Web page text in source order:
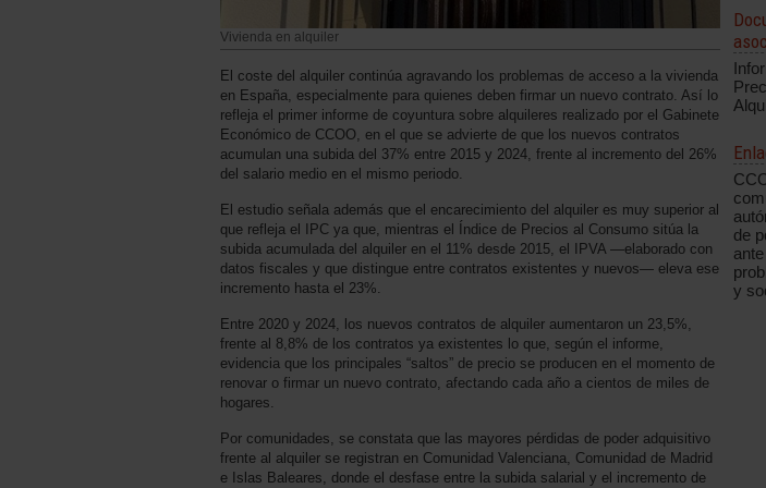
Vivienda en alquiler
El coste del alquiler continúa agravando los problemas de acceso a la vivienda
en España, especialmente para quienes deben firmar un nuevo contrato. Así lo
refleja el primer informe de coyuntura sobre alquileres realizado por el Gabinete
Económico de CCOO, en el que se advierte de que los nuevos contratos
acumulan una subida del 37% entre 2015 y 2024, frente al incremento del 26%
del salario medio en el mismo periodo.
El estudio señala además que el encarecimiento del alquiler es muy superior al
que refleja el IPC ya que, mientras el Índice de Precios al Consumo sitúa la
subida acumulada del alquiler en el 11% desde 2015, el IPVA —elaborado con
datos fiscales y que distingue entre contratos existentes y nuevos— eleva ese
incremento hasta el 23%.
Entre 2020 y 2024, los nuevos contratos de alquiler aumentaron un 23,5%,
frente al 8,8% de los contratos ya existentes lo que, según el informe,
evidencia que los principales “saltos” de precio se producen en el momento de
renovar o firmar un nuevo contrato, afectando cada año a cientos de miles de
hogares.
Por comunidades, se constata que las mayores pérdidas de poder adquisitivo
frente al alquiler se registran en Comunidad Valenciana, Comunidad de Madrid
e Islas Baleares, donde el desfase entre la subida salarial y el incremento de
de
y